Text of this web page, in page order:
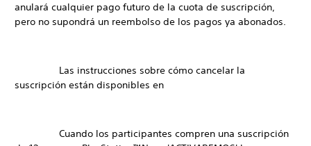
anulará cualquier pago futuro de la cuota de suscripción,
pero no supondrá un reembolso de los pagos ya abonados.
Las instrucciones sobre cómo cancelar la
suscripción están disponibles en
Cuando los participantes compren una suscripción